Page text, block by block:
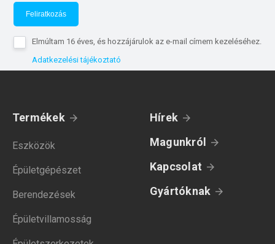
Feliratkozás
Elmúltam 16 éves, és hozzájárulok az e-mail címem kezeléséhez.
Adatkezelési tájékoztató
Termékek
Eszközök
Épületgépészet
Berendezések
Épületvillamosság
Hírek
Magunkról
Kapcsolat
Gyártóknak